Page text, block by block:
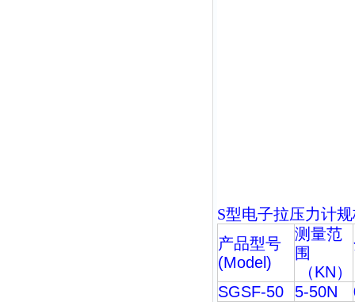
S型电子拉压力计
产品型号
(Model)
测量范
围
（KN）
SGSF-50
5-50N